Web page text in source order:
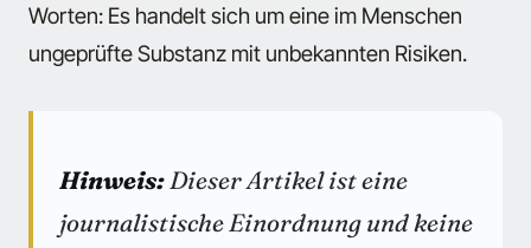
Worten: Es handelt sich um eine im Menschen
ungeprüfte Substanz mit unbekannten Risiken.
Hinweis: Dieser Artikel ist eine
journalistische Einordnung und keine